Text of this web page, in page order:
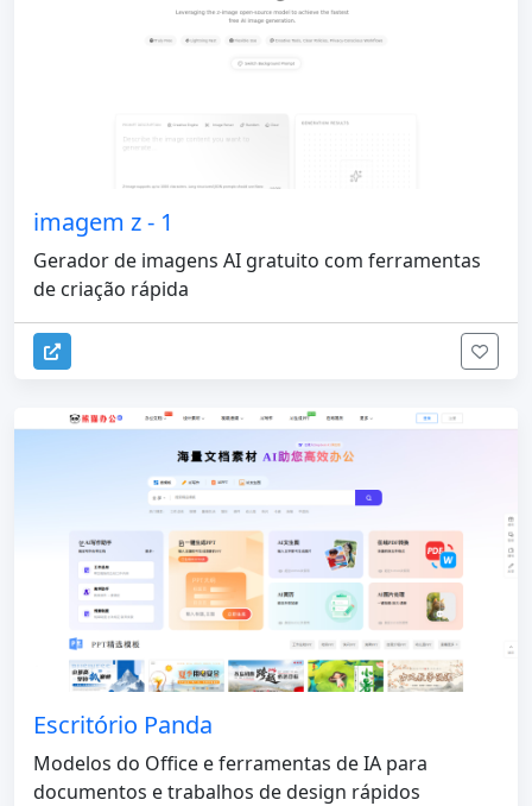
imagem z - 1
Gerador de imagens AI gratuito com ferramentas
de criação rápida
Escritório Panda
Modelos do Office e ferramentas de IA para
documentos e trabalhos de design rápidos